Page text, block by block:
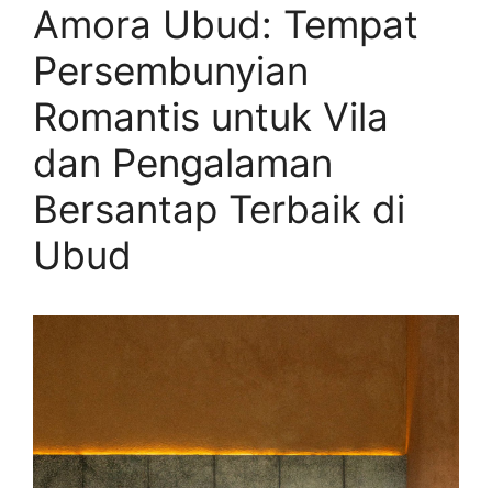
Amora Ubud: Tempat
Persembunyian
Romantis untuk Vila
dan Pengalaman
Bersantap Terbaik di
Ubud